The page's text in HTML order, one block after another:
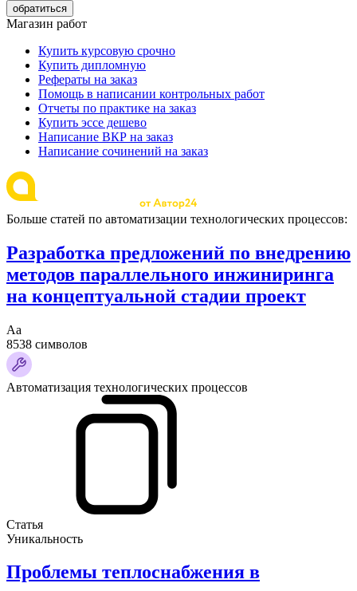
обратиться
Магазин работ
Купить курсовую срочно
Купить дипломную
Рефераты на заказ
Помощь в написании контрольных работ
Отчеты по практике на заказ
Купить эссе дешево
Написание ВКР на заказ
Написание сочинений на заказ
Больше статей по автоматизации технологических процессов:
Разработка предложений по внедрению
методов параллельного инжиниринга
на концептуальной стадии проект
Аа
8538 символов
Автоматизация технологических процессов
Статья
Уникальность
Проблемы теплоснабжения в